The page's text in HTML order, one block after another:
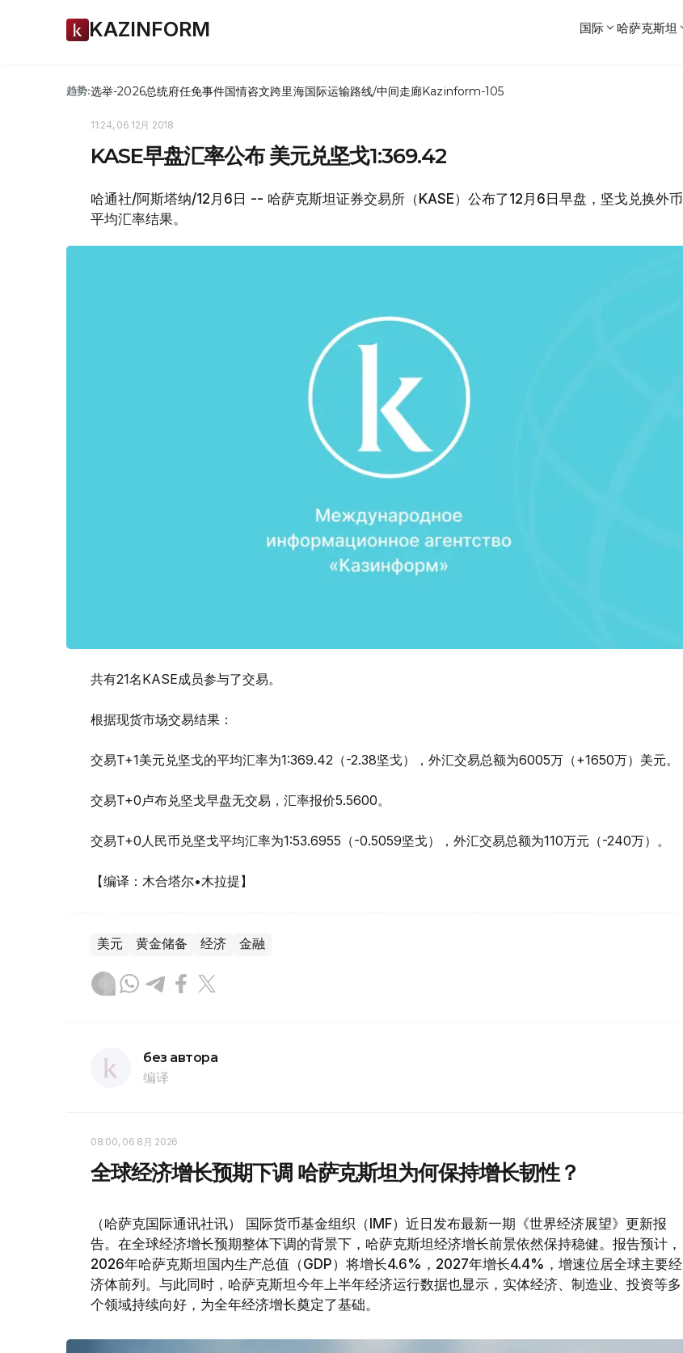
KAZINFORM 国际 哈萨克斯坦
趋势:选举-2026总统府任免事件国情咨文跨里海国际运输路线/中间走廊Kazinform-105
11:24, 06 12月 2018
KASE早盘汇率公布 美元兑坚戈1:369.42
哈通社/阿斯塔纳/12月6日 -- 哈萨克斯坦证券交易所（KASE）公布了12月6日早盘，坚戈兑换外币
平均汇率结果。
共有21名KASE成员参与了交易。
根据现货市场交易结果：
交易T+1美元兑坚戈的平均汇率为1:369.42（-2.38坚戈），外汇交易总额为6005万（+1650万）美元。
交易T+0卢布兑坚戈早盘无交易，汇率报价5.5600。
交易T+0人民币兑坚戈平均汇率为1:53.6955（-0.5059坚戈），外汇交易总额为110万元（-240万）。
【编译：木合塔尔•木拉提】
美元 黄金储备 经济 金融
без автора
编译
08:00, 06 8月 2026
全球经济增长预期下调 哈萨克斯坦为何保持增长韧性？
（哈萨克国际通讯社讯） 国际货币基金组织（IMF）近日发布最新一期《世界经济展望》更新报
告。在全球经济增长预期整体下调的背景下，哈萨克斯坦经济增长前景依然保持稳健。报告预计，
2026年哈萨克斯坦国内生产总值（GDP）将增长4.6%，2027年增长4.4%，增速位居全球主要经
济体前列。与此同时，哈萨克斯坦今年上半年经济运行数据也显示，实体经济、制造业、投资等多
个领域持续向好，为全年经济增长奠定了基础。